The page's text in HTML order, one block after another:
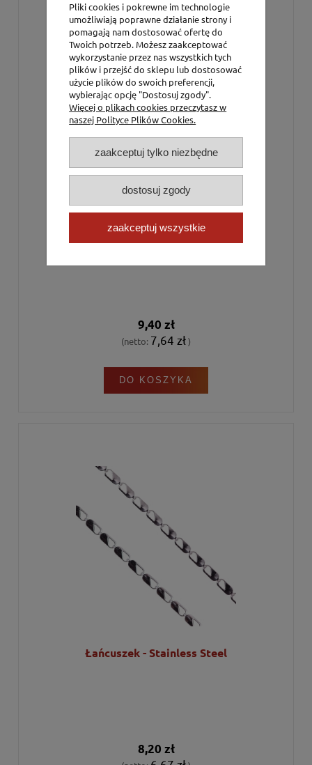
Łańcuszek - Stainless Steel
9,40 zł
(netto: 7,64 zł)
DO KOSZYKA
Łańcuszek - Stainless Steel
8,20 zł
Pliki cookies i pokrewne im technologie
umożliwiają poprawne działanie strony i
pomagają nam dostosować ofertę do
Twoich potrzeb. Możesz zaakceptować
wykorzystanie przez nas wszystkich tych
plików i przejść do sklepu lub dostosować
użycie plików do swoich preferencji,
wybierając opcję "Dostosuj zgody".
Więcej o plikach cookies przeczytasz w
naszej Polityce Plików Cookies.
zaakceptuj tylko niezbędne
dostosuj zgody
zaakceptuj wszystkie